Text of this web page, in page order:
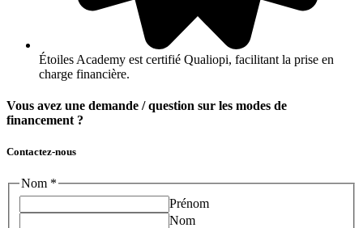
Étoiles Academy est certifié Qualiopi, facilitant la prise en
charge financière.
Vous avez une demande / question sur les modes de
financement ?
Contactez-nous
Nom *
Prénom
Nom